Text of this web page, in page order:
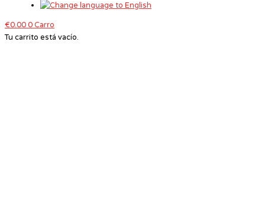
€0.000Carro
Tu carrito está vacío.